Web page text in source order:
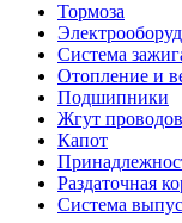
Тормоза
Система
Отопление и
Подшипники
Жгут проводов
Капот
Раздаточная
Система